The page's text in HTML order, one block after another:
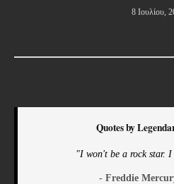
8 Ιουλίου,
Quotes by
"I won't be a rock star.
- Freddie